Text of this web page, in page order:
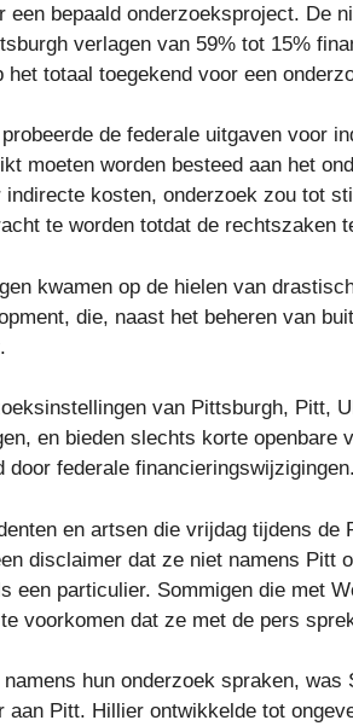
een bepaald onderzoeksproject. De
verlagen van 59% tot 15%
het totaal toegekend voor een
de federale uitgaven voor
moeten worden besteed aan het
indirecte kosten, onderzoek zou tot
te worden totdat de rechtszaken
kwamen op de hielen van
die, naast het beheren van
van Pittsburgh, Pitt,
en bieden slechts korte openbare
door federale financieringswijzigingen.
en artsen die vrijdag tijdens de
disclaimer dat ze niet namens Pitt
een particulier. Sommigen die met
voorkomen dat ze met de pers
hun onderzoek spraken,
aan Pitt. Hillier ontwikkelde tot